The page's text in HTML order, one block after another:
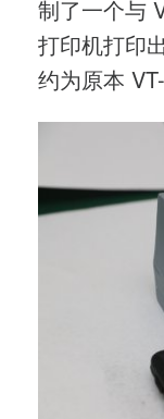
制了一个与
打印机打印
约为原本